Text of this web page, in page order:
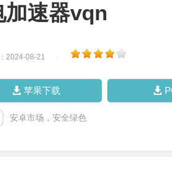
加速器vqn
2024-08-21
苹果下载
安卓市场，安全绿色